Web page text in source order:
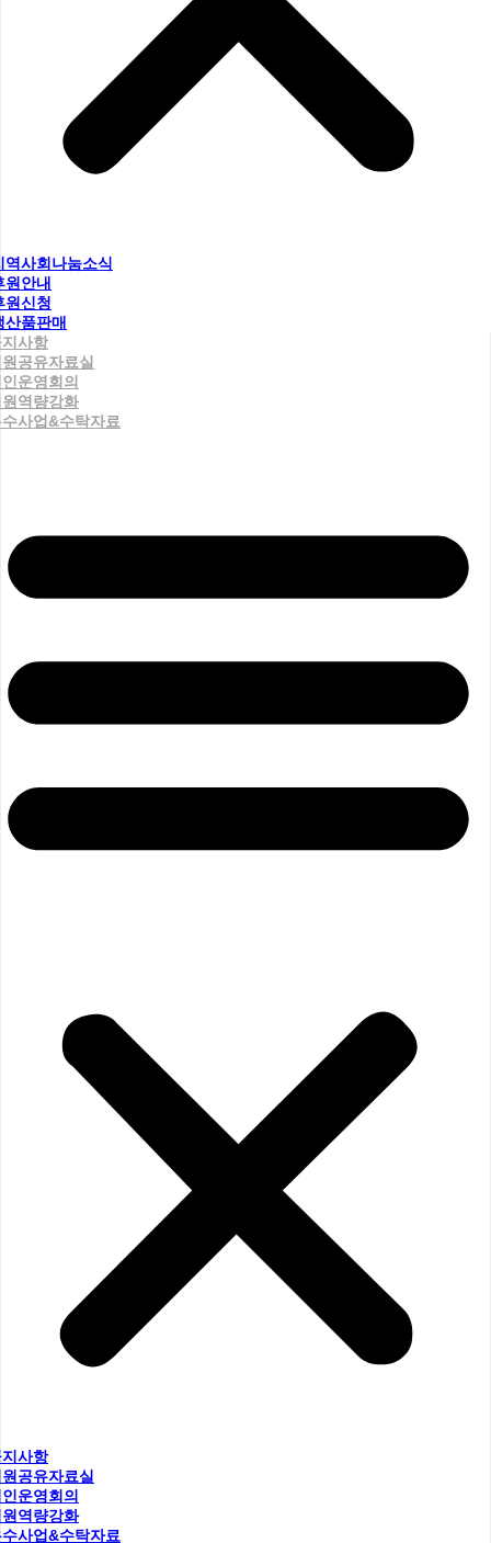
역사회나눔소식
원안내
원신청
산품판매
사항
공유자료실
운영회의
역량강화
사업&수탁자료
사항
공유자료실
운영회의
역량강화
사업&수탁자료